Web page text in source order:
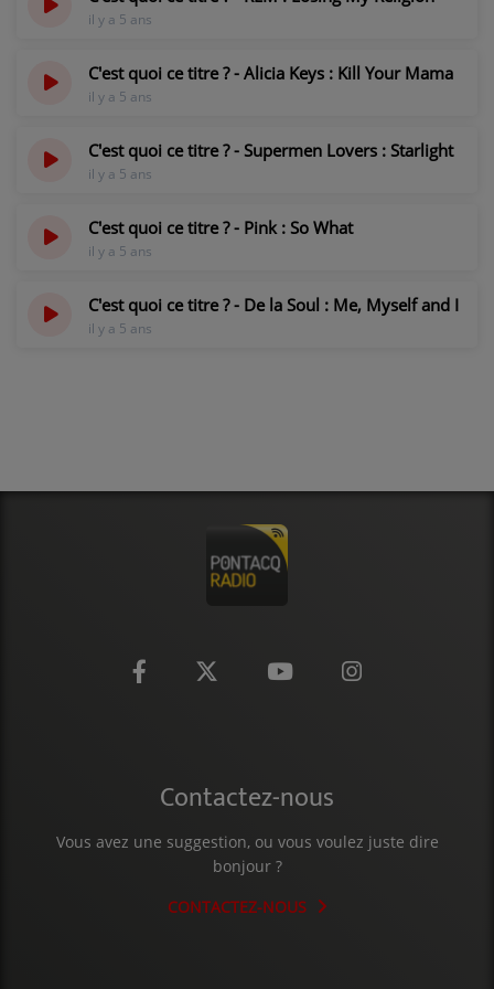
il y a 5 ans
C'est quoi ce titre ? - Alicia Keys : Kill Your Mama
il y a 5 ans
C'est quoi ce titre ? - Supermen Lovers : Starlight
il y a 5 ans
C'est quoi ce titre ? - Pink : So What
il y a 5 ans
C'est quoi ce titre ? - De la Soul : Me, Myself and I
il y a 5 ans
Contactez-nous
Vous avez une suggestion, ou vous voulez juste dire
bonjour ?
CONTACTEZ-NOUS